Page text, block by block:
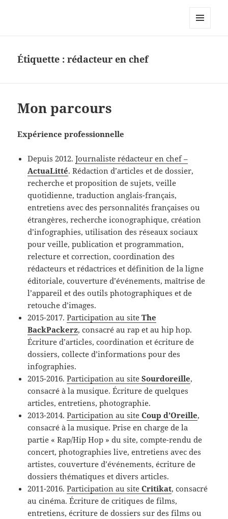
Le site personnel d'Antoine Oury
Étiquette :rédacteur en chef
Mon parcours
Expérience professionnelle
Depuis 2012.Journaliste rédacteur en chef –
ActuaLitté. Rédaction d’articles et de dossier,
recherche et proposition de sujets, veille
quotidienne, traduction anglais-français,
entretiens avec des personnalités françaises ou
étrangères, recherche iconographique, création
d’infographies, utilisation des réseaux sociaux
pour veille, publication et programmation,
relecture et correction, coordination des
rédacteurs et rédactrices et définition de la ligne
éditoriale, couverture d’événements, maîtrise de
l’appareil et des outils photographiques et de
retouche d’images.
2015-2017.Participation au siteThe
BackPackerz, consacré au rap et au hip hop.
Écriture d’articles, coordination et écriture de
dossiers, collecte d’informations pour des
infographies.
2015-2016.Participation au siteSourdoreille,
consacré à la musique. Écriture de quelques
articles, entretiens, photographie.
2013-2014.Participation au siteCoup d’Oreille,
consacré à la musique. Prise en charge de la
partie « Rap/Hip Hop » du site, compte-rendu de
concert, photographies live, entretiens avec des
artistes, couverture d’événements, écriture de
dossiers thématiques et divers articles.
2011-2016.Participation au siteCritikat, consacré
au cinéma. Écriture de critiques de films,
entretiens, écriture de dossiers sur des films ou